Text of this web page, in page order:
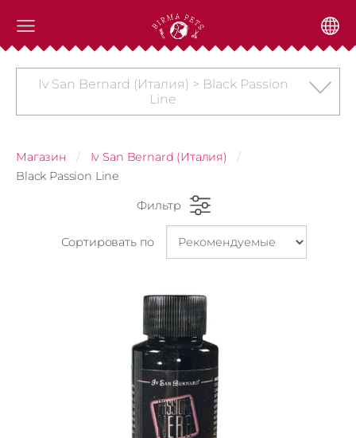
Iv San Bernard (Италия) > Black Passion
Line
Магазин
Iv San Bernard (Италия)
Black Passion Line
Фильтр
Сортировать по